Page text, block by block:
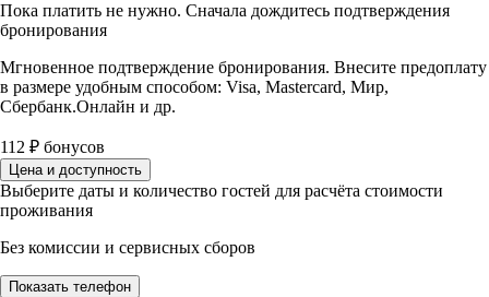
Пока платить не нужно. Сначала дождитесь подтверждения
бронирования
Мгновенное подтверждение бронирования. Внесите предоплату
в размере удобным способом: Visa, Mastercard, Мир,
Сбербанк.Онлайн и др.
112 ₽ бонусов
Цена и доступность
Выберите даты и количество гостей для расчёта стоимости
проживания
Без комиссии и сервисных сборов
Показать телефон